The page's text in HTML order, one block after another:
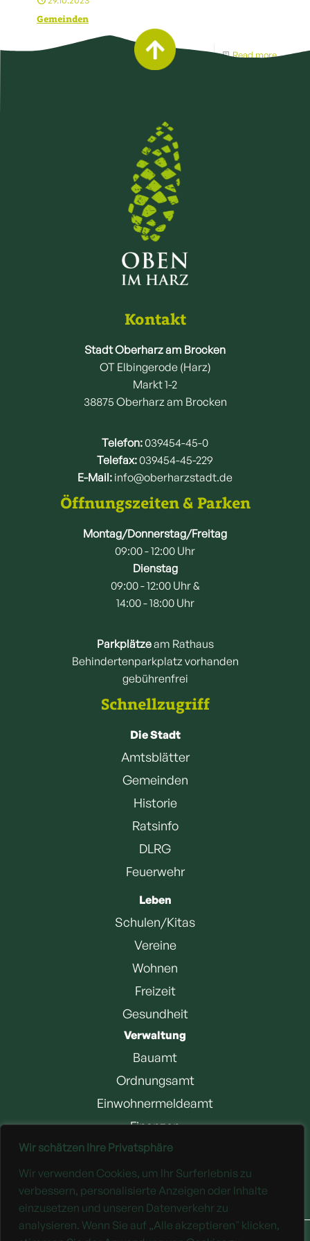
Wir schätzen Ihre Privatsphäre
Wir verwenden Cookies, um Ihr Surferlebnis zu
verbessern, personalisierte Anzeigen oder Inhalte
einzusetzen und unseren Datenverkehr zu
analysieren. Wenn Sie auf „Alle akzeptieren" klicken,
Gemeinden
Read more
Kontakt
Stadt Oberharz am Brocken
OT Elbingerode (Harz)
Markt 1-2
38875 Oberharz am Brocken
Telefon:039454-45-0
Telefax:039454-45-229
E-Mail: info@oberharzstadt.de
Öffnungszeiten & Parken
Montag/Donnerstag/Freitag
09:00 - 12:00 Uhr
Dienstag
09:00 - 12:00 Uhr &
14:00 - 18:00 Uhr
Parkplätzeam Rathaus
Behindertenparkplatz vorhanden
gebührenfrei
Schnellzugriff
Die Stadt
Amtsblätter
Gemeinden
Historie
Ratsinfo
DLRG
Feuerwehr
Leben
Schulen/Kitas
Vereine
Wohnen
Freizeit
Gesundheit
Verwaltung
Bauamt
Ordnungsamt
Einwohnermeldeamt
Finanzen
Jobangebote
Downloads